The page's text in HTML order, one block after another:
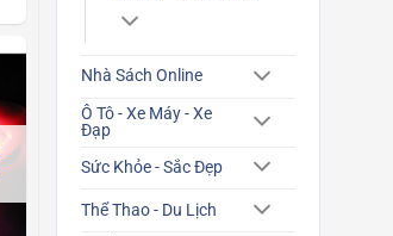
Nhà Sách Online
Ô Tô - Xe Máy - Xe
Đạp
Sức Khỏe - Sắc Đẹp
Thể Thao - Du Lịch